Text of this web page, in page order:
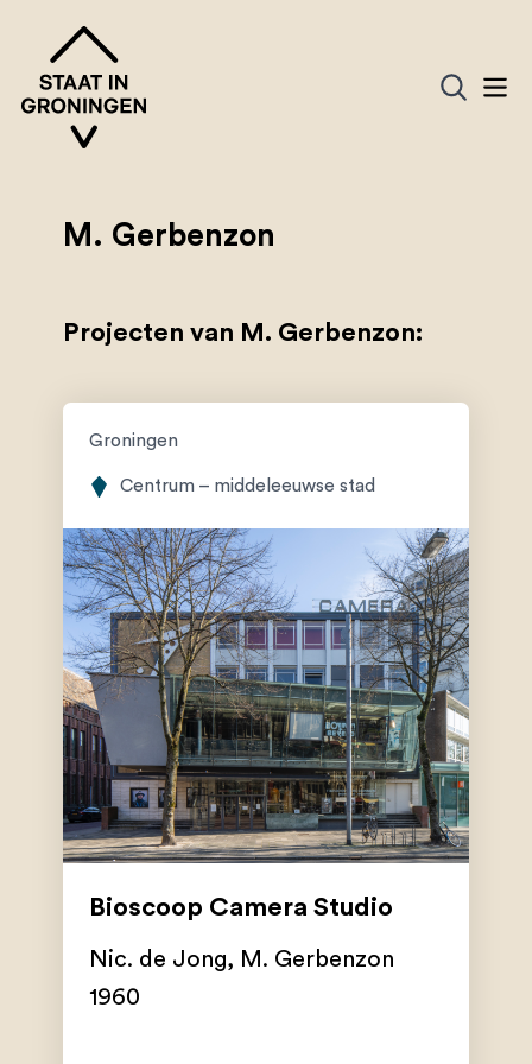
M. Gerbenzon
Projecten van M. Gerbenzon:
Groningen
Centrum – middeleeuwse stad
Bioscoop Camera Studio
Nic. de Jong, M. Gerbenzon
1960